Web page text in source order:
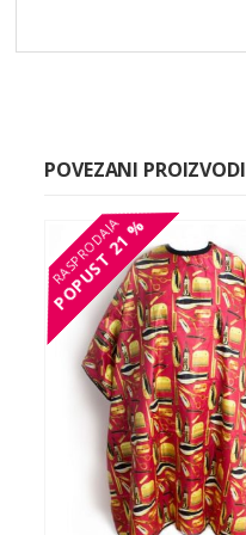
POVEZANI PROIZVODI
POPUST
21 %
POPUST
21 %